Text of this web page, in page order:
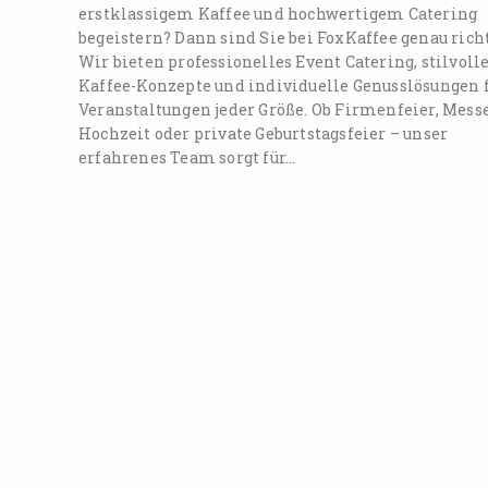
erstklassigem Kaffee und hochwertigem Catering
begeistern? Dann sind Sie bei FoxKaffee genau
Wir bieten professionelles Event Catering, stilvolle
Kaffee-Konzepte und individuelle Genusslösungen
Veranstaltungen jeder Größe. Ob Firmenfeier,
Hochzeit oder private Geburtstagsfeier – unser
erfahrenes Team sorgt für…